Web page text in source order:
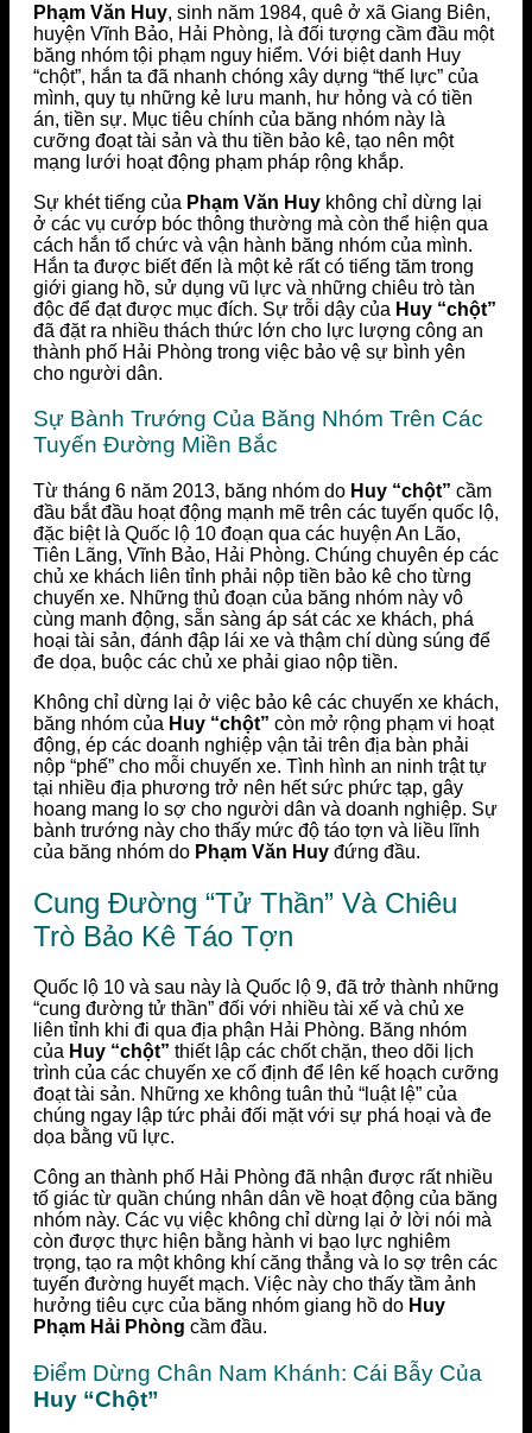
Phạm Văn Huy, sinh năm 1984, quê ở xã Giang Biên,
huyện Vĩnh Bảo, Hải Phòng, là đối tượng cầm đầu một
băng nhóm tội phạm nguy hiểm. Với biệt danh Huy
“chột”, hắn ta đã nhanh chóng xây dựng “thế lực” của
mình, quy tụ những kẻ lưu manh, hư hỏng và có tiền
án, tiền sự. Mục tiêu chính của băng nhóm này là
cưỡng đoạt tài sản và thu tiền bảo kê, tạo nên một
mạng lưới hoạt động phạm pháp rộng khắp.
Sự khét tiếng của Phạm Văn Huy không chỉ dừng lại
ở các vụ cướp bóc thông thường mà còn thể hiện qua
cách hắn tổ chức và vận hành băng nhóm của mình.
Hắn ta được biết đến là một kẻ rất có tiếng tăm trong
giới giang hồ, sử dụng vũ lực và những chiêu trò tàn
độc để đạt được mục đích. Sự trỗi dậy của Huy “chột”
đã đặt ra nhiều thách thức lớn cho lực lượng công an
thành phố Hải Phòng trong việc bảo vệ sự bình yên
cho người dân.
Sự Bành Trướng Của Băng Nhóm Trên Các
Tuyến Đường Miền Bắc
Từ tháng 6 năm 2013, băng nhóm do Huy “chột” cầm
đầu bắt đầu hoạt động mạnh mẽ trên các tuyến quốc lộ,
đặc biệt là Quốc lộ 10 đoạn qua các huyện An Lão,
Tiên Lãng, Vĩnh Bảo, Hải Phòng. Chúng chuyên ép các
chủ xe khách liên tỉnh phải nộp tiền bảo kê cho từng
chuyến xe. Những thủ đoạn của băng nhóm này vô
cùng manh động, sẵn sàng áp sát các xe khách, phá
hoại tài sản, đánh đập lái xe và thậm chí dùng súng để
đe dọa, buộc các chủ xe phải giao nộp tiền.
Không chỉ dừng lại ở việc bảo kê các chuyến xe khách,
băng nhóm của Huy “chột” còn mở rộng phạm vi hoạt
động, ép các doanh nghiệp vận tải trên địa bàn phải
nộp “phế” cho mỗi chuyến xe. Tình hình an ninh trật tự
tại nhiều địa phương trở nên hết sức phức tạp, gây
hoang mang lo sợ cho người dân và doanh nghiệp. Sự
bành trướng này cho thấy mức độ táo tợn và liều lĩnh
của băng nhóm do Phạm Văn Huy đứng đầu.
Cung Đường “Tử Thần” Và Chiêu
Trò Bảo Kê Táo Tợn
Quốc lộ 10 và sau này là Quốc lộ 9, đã trở thành những
“cung đường tử thần” đối với nhiều tài xế và chủ xe
liên tỉnh khi đi qua địa phận Hải Phòng. Băng nhóm
của Huy “chột” thiết lập các chốt chặn, theo dõi lịch
trình của các chuyến xe cố định để lên kế hoạch cưỡng
đoạt tài sản. Những xe không tuân thủ “luật lệ” của
chúng ngay lập tức phải đối mặt với sự phá hoại và đe
dọa bằng vũ lực.
Công an thành phố Hải Phòng đã nhận được rất nhiều
tố giác từ quần chúng nhân dân về hoạt động của băng
nhóm này. Các vụ việc không chỉ dừng lại ở lời nói mà
còn được thực hiện bằng hành vi bạo lực nghiêm
trọng, tạo ra một không khí căng thẳng và lo sợ trên các
tuyến đường huyết mạch. Việc này cho thấy tầm ảnh
hưởng tiêu cực của băng nhóm giang hồ do Huy
Phạm Hải Phòng cầm đầu.
Điểm Dừng Chân Nam Khánh: Cái Bẫy Của
Huy “Chột”